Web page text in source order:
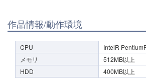
作品情報/動作環境
CPU
IntelR
メモリ
512MB以上
HDD
400MB以上